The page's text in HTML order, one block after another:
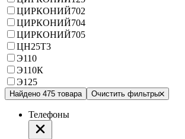
ЦИРКОНИЙ702
ЦИРКОНИЙ704
ЦИРКОНИЙ705
ЦН25Т3
Э110
Э110К
Э125
Найдено 475 товара Очистить фильтры
Телефоны